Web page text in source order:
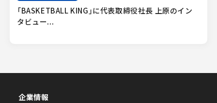
「BASKETBALL KING」に代表取締役社長 上原のイン
タビュー...
企業情報